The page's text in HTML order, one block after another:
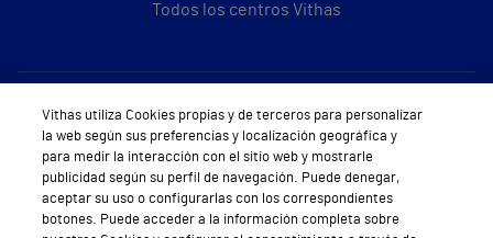
Todos los centros Vithas
Sobre Vithas
Quiénes somos
Trabajar en Vithas
Vithas utiliza Cookies propias y de terceros para personalizar
la web según sus preferencias y localización geográfica y
para medir la interacción con el sitio web y mostrarle
publicidad según su perfil de navegación. Puede denegar,
aceptar su uso o configurarlas con los correspondientes
botones. Puede acceder a la información completa sobre